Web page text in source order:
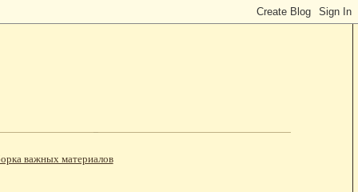
важных материалов